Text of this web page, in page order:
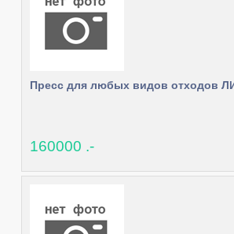
Пресс для любых видов отходов
160000 .-